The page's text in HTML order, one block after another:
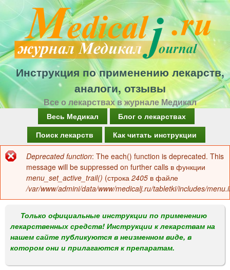
Перейти
к
основному
содержанию
Инструкция по применению лекарств,
аналоги, отзывы
Все о лекарствах в журнале Медикал
а
в
о
м
е
н
Весь Медикал
Блог о лекарствах
Поиск лекарств
Как читать инструкции
Сообщение
об
ошибке
Deprecated function: The each() function is deprecated. This
message will be suppressed on further calls в функции
menu_set_active_trail() (строка 2405 в файле
/var/www/admini/data/www/medicalj.ru/tabletki/includes/
Только официальные инструкции по применению
лекарственных средств! Инструкции к лекарствам на
нашем сайте публикуются в неизменном виде, в
котором они и прилагаются к препаратам.